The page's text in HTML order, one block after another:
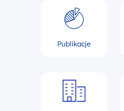
Publikacje